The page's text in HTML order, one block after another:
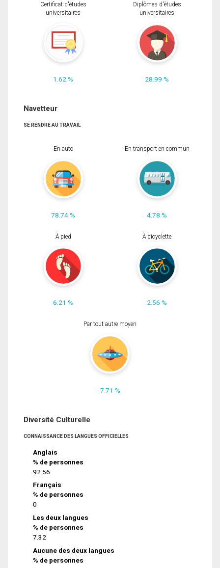
Certificat d'études
universitaires
1.62 %
Diplômes d'études
universitaires
28.99 %
Navetteur
SE RENDRE AU TRAVAIL
En auto
78.74 %
En transport en commun
4.78 %
À pied
6.21 %
À bicyclette
2.56 %
Par tout autre moyen
7.71 %
Diversité Culturelle
CONNAISSANCE DES LANGUES OFFICIELLES
Anglais
% de personnes
92.56
Français
% de personnes
0
Les deux langues
% de personnes
7.32
Aucune des deux langues
% de personnes